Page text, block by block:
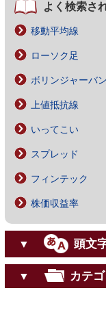
よく検索さ
移動平均線
ローソク足
ボリンジャーバ
上値抵抗線
いってこい
スプレッド
フィンテック
株価収益率
▼ 頭文
▼ カテ